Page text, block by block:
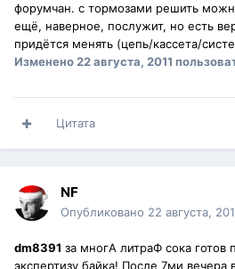
форумчан. с тормозами решить
ещё, наверное, послужит, но есть
придётся менять (цепь/кассета/
Изменено22 августа, 2011
Цитата
NF
Опубликовано 22 августа,
dm8391 за многА литраФ сока готов
экспертизу байка! После 7ми